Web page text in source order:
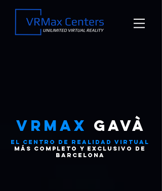
vrmax GAVà
el centro de realidad virtual
más completo y exclusivo de
barcelona